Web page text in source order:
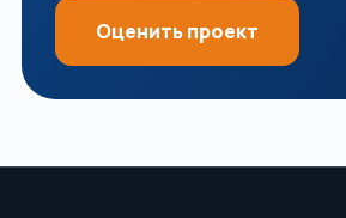
Оценить проект